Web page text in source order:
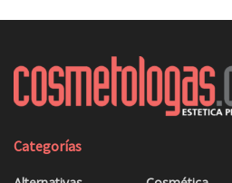
Categorías